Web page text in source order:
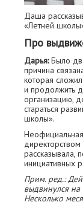
Даша
«Летней
Про
Дарья:Было
причина
которая
и продолжить
организацию,
стараться
школы».
рассказывала,
инициативных
Прим. ред.:
выдвинулся
Несколько